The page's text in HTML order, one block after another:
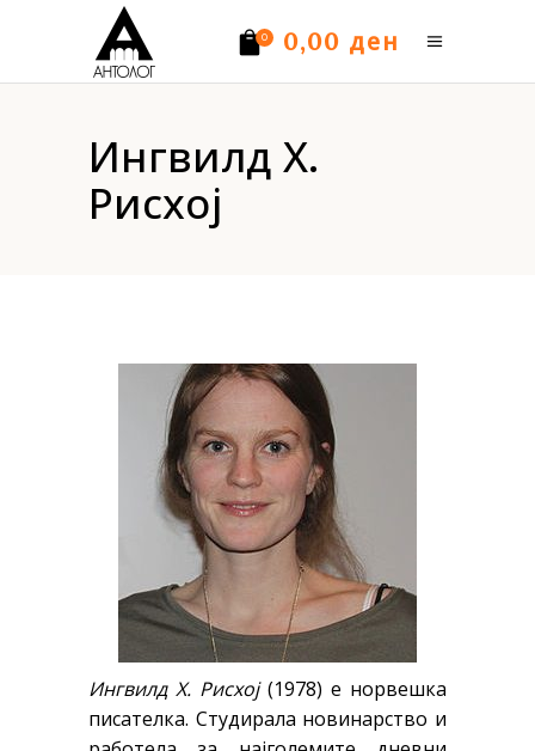
0 0,00 ден
Ингвилд Х.
Рисхој
Ингвилд Х. Рисхој(1978) е норвешка
писателка. Студирала новинарство и